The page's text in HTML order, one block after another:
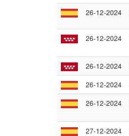
26-12-2024
26-12-2024
26-12-2024
26-12-2024
26-12-2024
27-12-2024